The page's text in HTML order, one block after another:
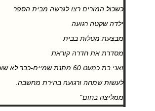
כשכול המורים רצו לגרשה מבית הספר
ילדה שקטה רגועה
מבצעת מטלות בבית
מסדרת את חדרה קוראת
ואני בת כמעט 60 מתנת שמיים-
לעשות שמחה ורגועה בהירת מחשבה.
ממליצה בחום"